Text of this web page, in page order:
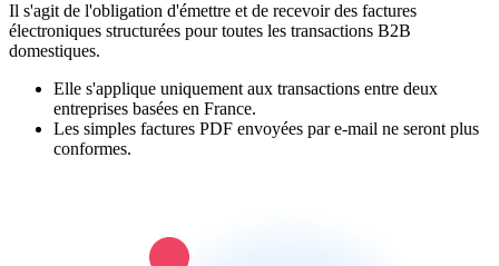
Il s'agit de l'obligation d'émettre et de recevoir des factures
électroniques structurées pour toutes les transactions B2B
domestiques.
Elle s'applique uniquement aux transactions entre deux
entreprises basées en France.
Les simples factures PDF envoyées par e-mail ne seront plus
conformes.